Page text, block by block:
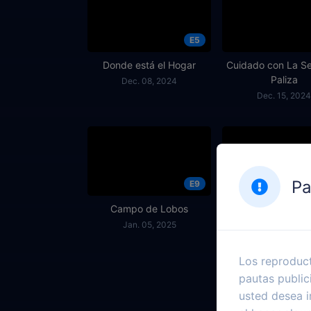
E5
Donde está el Hogar
Dec. 08, 2024
Cuidado con La
Paliza
Dec. 15, 2024
E9
Campo de Lobos
Jan. 05, 2025
Las Migajas de
Los
pautas
usted desea